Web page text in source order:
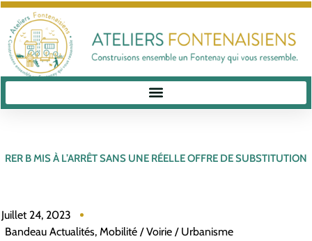
RER B MIS À L’ARRÊT SANS UNE RÉELLE OFFRE DE SUBSTITUTION
Juillet 24, 2023
Bandeau Actualités, Mobilité / Voirie / Urbanisme